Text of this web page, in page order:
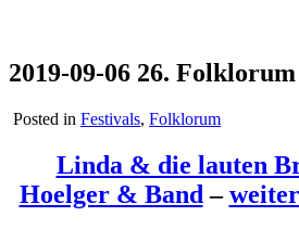
2019-09-06 26.
Posted in Festivals, Folklorum
Linda & die lauten
Hoelger & Band –